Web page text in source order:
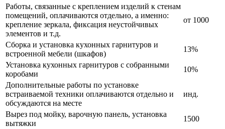
Работы, связанные с креплением изделий к стенам
помещений, оплачиваются отдельно, а именно:
крепление зеркала, фиксация неустойчивых
элементов и т.д.
от 1000
Сборка и установка кухонных гарнитуров и
встроенной мебели (шкафов)
13%
Установка кухонных гарнитуров с собранными
коробами
10%
Дополнительные работы по установке
встраиваемой техники оплачиваются отдельно и
обсуждаются на месте
инд.
Вырез под мойку, варочную панель, установка
вытяжки
1500